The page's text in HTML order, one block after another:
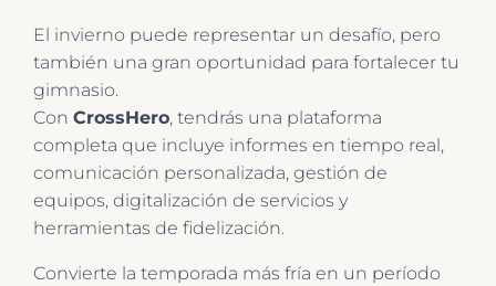
El invierno puede representar un desafío, pero
también una gran oportunidad para fortalecer tu
gimnasio.
Con CrossHero, tendrás una plataforma
completa que incluye informes en tiempo real,
comunicación personalizada, gestión de
equipos, digitalización de servicios y
herramientas de fidelización.
Convierte la temporada más fría en un período